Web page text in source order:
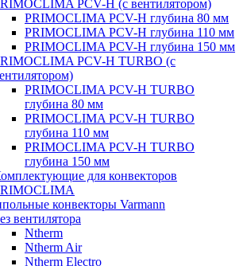
PCV-H (c вентилятором)
PRIMOCLIMA PCV-H глубина 80 мм
PRIMOCLIMA PCV-H глубина 110 мм
PRIMOCLIMA PCV-H глубина 150 мм
PCV-H TURBO (c
PRIMOCLIMA PCV-H TURBO
глубина 80 мм
PRIMOCLIMA PCV-H TURBO
глубина 110 мм
PRIMOCLIMA PCV-H TURBO
глубина 150 мм
для конвекторов
конвекторы Varmann
вентилятора
Ntherm
Ntherm Air
Ntherm Electro